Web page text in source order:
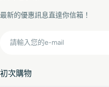
初次購物
最新的優惠訊息直達你信箱！